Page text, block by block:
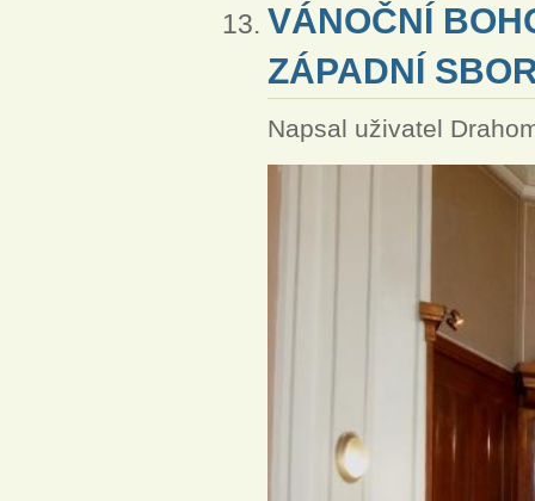
VÁNOČNÍ
ZÁPADNÍ
Napsal uživatel